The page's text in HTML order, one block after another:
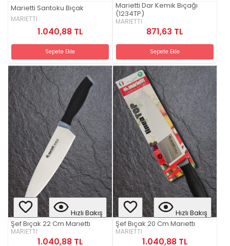
Marietti Santoku Bıçak
MARIETTI
1.040,88 TL
Sepete Ekle
Marietti Dar Kemik Bıçağı
(1234TP)
MARIETTI
871,63 TL
Sepete Ekle
Hızlı Bakış
Şef Bıçak 22 Cm Marıettı
MARIETTI
1.040,88 TL
Hızlı Bakış
Şef Bıçak 20 Cm Marıettı
MARIETTI
1.040,88 TL